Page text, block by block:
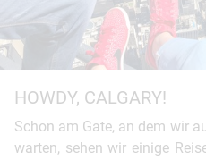
HOWDY, CALGARY!
Schon am Gate, an dem wir
warten, sehen wir einige